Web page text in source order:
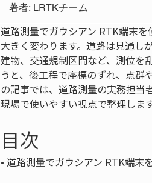
著者: LRTKチーム
道路測量でガウシアン RTK端末
大きく変わります。道路は見通し
建物、交通規制区間など、測位を
うと、後工程で座標のずれ、点群
の記事では、道路測量の実務担当
現場で使いやすい視点で整理します
目次
•